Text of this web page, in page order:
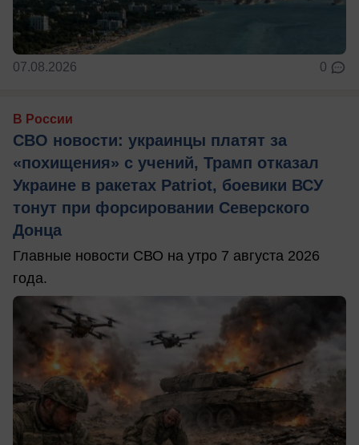
07.08.2026 0
В России
СВО новости: украинцы платят за
«похищения» с учений, Трамп отказал
Украине в ракетах Patriot, боевики ВСУ
тонут при форсировании Северского
Донца
Главные новости СВО на утро 7 августа 2026
года.